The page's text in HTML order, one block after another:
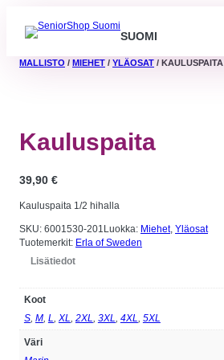
SUOMI
MALLISTO / MIEHET / YLÄOSAT / KAULUSPAITA
Kauluspaita
39,90 €
Kauluspaita 1/2 hihalla
SKU: 6001530-201 Luokka: Miehet, Yläosat
Tuotemerkit: Erla of Sweden
Lisätiedot
Koot
S, M, L XL 2XL 3XL 4XL 5XL
Väri
Välttämättömät
Nämä evästeet
eivät ole
valinnaisia. Niitä
tarvitaan, jotta
sivusto voi